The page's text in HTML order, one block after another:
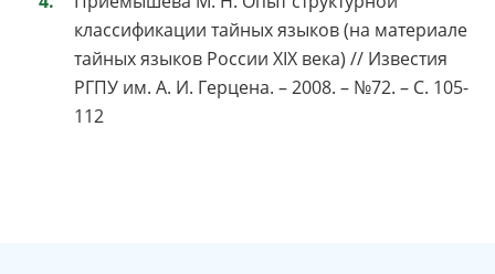
классификации тайных языков (на материале
тайных языков России XIX века) // Известия
РГПУ им. А. И. Герцена. – 2008. – №72. – С. 105-
112